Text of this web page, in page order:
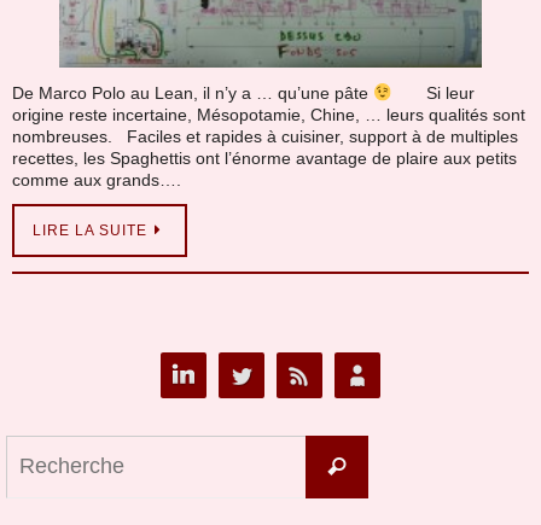
De Marco Polo au Lean, il n’y a … qu’une pâte
Si leur
origine reste incertaine, Mésopotamie, Chine, … leurs qualités sont
nombreuses. Faciles et rapides à cuisiner, support à de multiples
recettes, les Spaghettis ont l’énorme avantage de plaire aux petits
comme aux grands….
LIRE LA SUITE
Recherche